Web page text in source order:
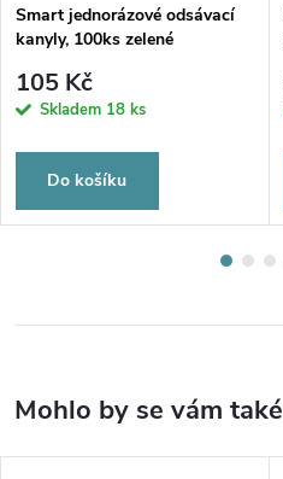
Smart jednorázové odsávací
kanyly, 100ks zelené
105 Kč
Skladem 18 ks
Do košíku